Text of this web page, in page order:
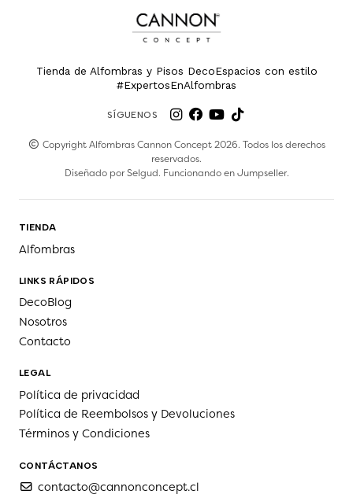
Tienda de Alfombras y Pisos DecoEspacios con estilo
#ExpertosEnAlfombras
SÍGUENOS
Copyright Alfombras Cannon Concept 2026. Todos los derechos
reservados.
Diseñado porSelgud. Funcionando enJumpseller.
TIENDA
Alfombras
LINKS RÁPIDOS
DecoBlog
Nosotros
Contacto
LEGAL
Política de privacidad
Política de Reembolsos y Devoluciones
Términos y Condiciones
CONTÁCTANOS
contacto@cannonconcept.cl